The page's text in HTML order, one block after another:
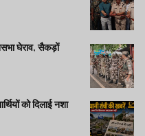
घेराव, सैकड़ों
को दिलाई नशा